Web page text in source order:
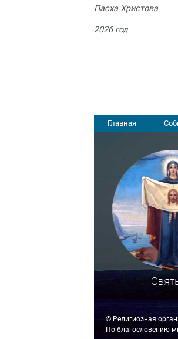
Пасха Христова
2026 год
Главная
© Религиозная
По благословению